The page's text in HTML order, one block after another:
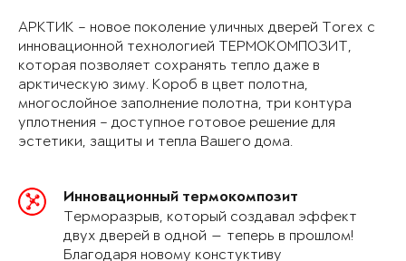
АРКТИК – новое поколение уличных дверей Torex с
инновационной технологией ТЕРМОКОМПОЗИТ,
которая позволяет сохранять тепло даже в
арктическую зиму. Короб в цвет полотна,
многослойное заполнение полотна, три контура
уплотнения – доступное готовое решение для
эстетики, защиты и тепла Вашего дома.
Инновационный термокомпозит
Терморазрыв, который создавал эффект
двух дверей в одной — теперь в прошлом!
Благодаря новому констуктиву